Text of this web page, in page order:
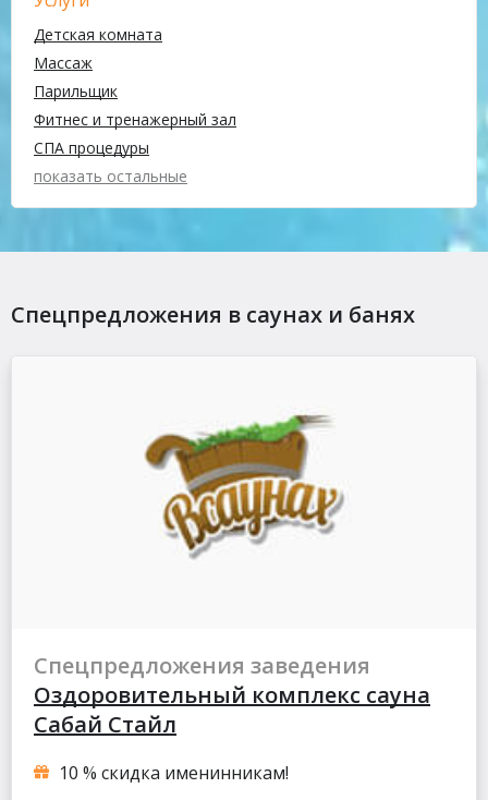
Детская комната
Массаж
Парильщик
Фитнес и тренажерный зал
СПА процедуры
показать остальные
Спецпредложения в саунах и банях
Спецпредложения заведения
Оздоровительный комплекс сауна
Сабай Стайл
10 % скидка именинникам!